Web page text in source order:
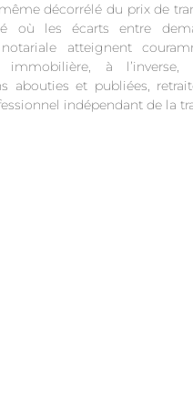
décorrélé du prix de
où les écarts entre
atteignent
immobilière, à
abouties et publiées,
indépendant de la